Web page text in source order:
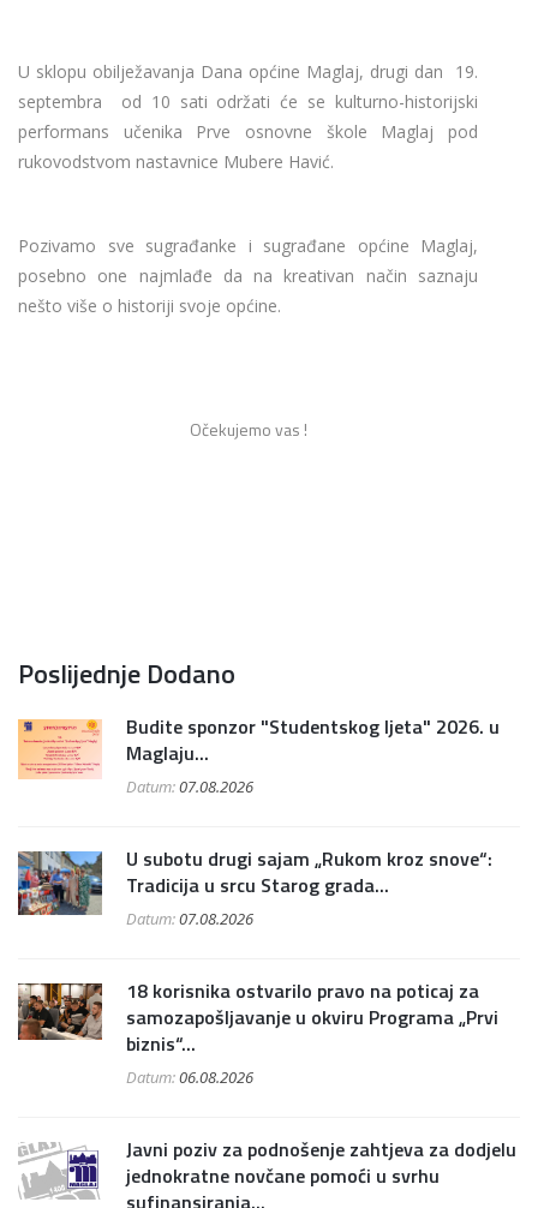
U sklopu obilježavanja Dana općine Maglaj, drugi dan 19.
septembra od 10 sati održati će se kulturno-historijski
performans učenika Prve osnovne škole Maglaj pod
rukovodstvom nastavnice Mubere Havić.
Pozivamo sve sugrađanke i sugrađane općine Maglaj,
posebno one najmlađe da na kreativan način saznaju
nešto više o historiji svoje općine.
Očekujemo vas !
Poslijednje Dodano
Budite sponzor "Studentskog ljeta" 2026. u
Maglaju...
Datum:07.08.2026
U subotu drugi sajam „Rukom kroz snove“:
Tradicija u srcu Starog grada...
Datum:07.08.2026
18 korisnika ostvarilo pravo na poticaj za
samozapošljavanje u okviru Programa „Prvi
biznis“...
Datum:06.08.2026
Javni poziv za podnošenje zahtjeva za dodjelu
jednokratne novčane pomoći u svrhu
sufinansiranja...